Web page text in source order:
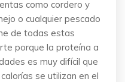
como cordero y
o cualquier pescado
de todas estas
porque la proteína a
es muy difícil que
se utilizan en el